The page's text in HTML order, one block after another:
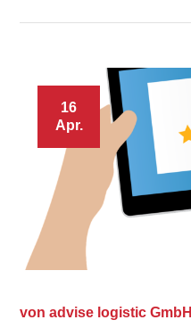
16
Apr.
vonadvise logistic GmbH